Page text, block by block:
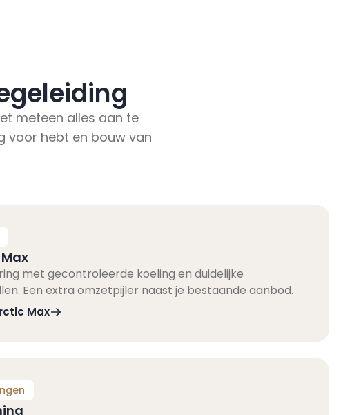
meteen alles aan te
voor hebt en bouw van
met gecontroleerde koeling en duidelijke
Een extra omzetpijler naast je bestaande aanbod.
Max